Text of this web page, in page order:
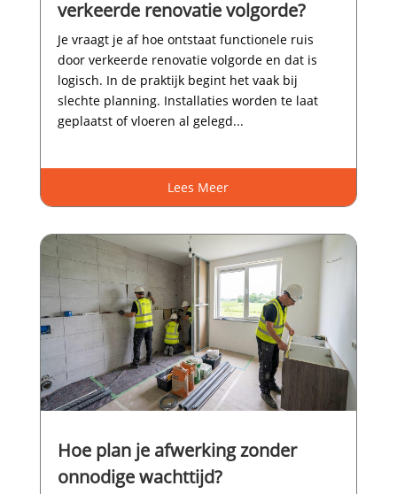
verkeerde renovatie volgorde?
Je vraagt je af hoe ontstaat functionele ruis
door verkeerde renovatie volgorde en dat is
logisch.​ In de praktijk begint het vaak bij
slechte planning.​ Installaties worden te laat
geplaatst of vloeren al gelegd...
Lees Meer
Hoe plan je afwerking zonder
onnodige wachttijd?